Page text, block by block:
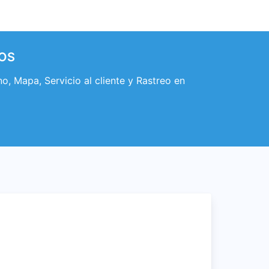
Mapa, Servicio al cliente y Rastreo en